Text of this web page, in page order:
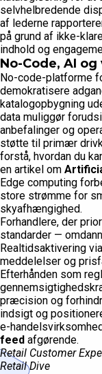
selvhelbredende
af lederne
på grund af ikke-
indhold og
No-Code, AI
No-code-platforme
demokratisere
katalogopbygning
data muliggør
anbefalinger og
støtte til primær
forstå, hvordan du
en artikel om
Edge computing
store strømme for
skyafhængighed.
Forhandlere, der
standarder —
Realtidsaktivering
meddelelser og
Efterhånden som
præcision og
indsigt og
e-
feed afgørende.
Retail Customer
Retail Dive